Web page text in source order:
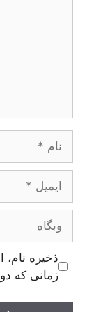
وبگاه
ذخیره
زمانی که